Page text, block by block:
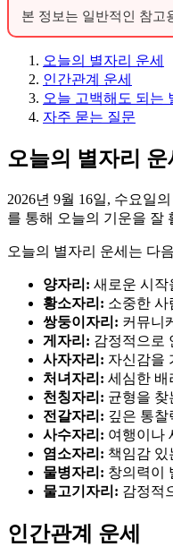
본 정보는 일반적인 참고
오늘의 별자리 운세
인간관계 운세
오늘 고백해도 되는
자주 묻는 질문
오늘의 별자리 운
2026년 9월 16일, 수요일
를 통해 오늘의 기운을 잘
오늘의 별자리 운세는 다
양자리: 새로운 시작
황소자리: 소중한 사
쌍둥이자리: 커뮤니
게자리: 감정적으로
사자자리: 자신감을
처녀자리: 세심한 배
천칭자리: 균형을 찾
전갈자리: 깊은 통찰
사수자리: 여행이나
염소자리: 책임감 있
물병자리: 창의력이
물고기자리: 감정적
인간관계 운세